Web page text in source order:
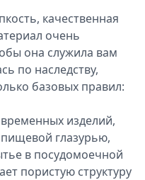
качественная
очень
она служила вам
по наследству,
базовых правил:
изделий,
глазурью,
в посудомоечной
пористую структуру